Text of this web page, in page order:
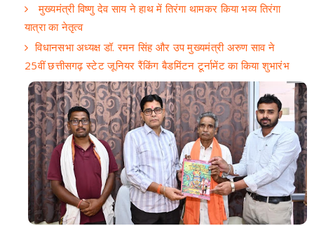
मुख्यमंत्री विष्णु देव साय ने हाथ में तिरंगा थामकर किया भव्य तिरंगा
यात्रा का नेतृत्व
विधानसभा अध्यक्ष डॉ. रमन सिंह और उप मुख्यमंत्री अरुण साव ने
25वीं छत्तीसगढ़ स्टेट जूनियर रैंकिंग बैडमिंटन टूर्नामेंट का किया शुभारंभ